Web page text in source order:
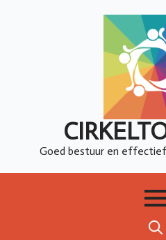
Goed bestuur en